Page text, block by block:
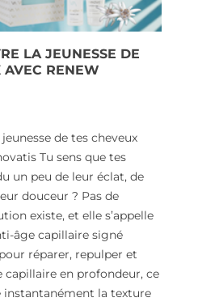
LA JEUNESSE DE
AVEC RENEW
de tes cheveux
Tu sens que tes
un peu de leur éclat, de
douceur ? Pas de
existe, et elle s’appelle
âge capillaire signé
réparer, repulper et
capillaire en profondeur, ce
la texture